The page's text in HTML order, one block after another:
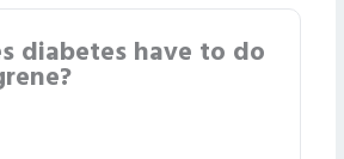
diabetes have to do